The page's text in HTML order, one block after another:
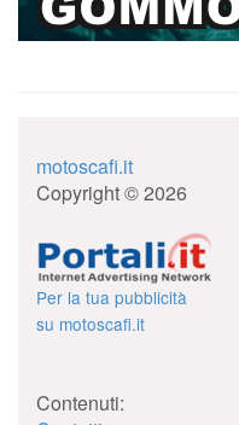
motoscafi.it
Copyright © 2026
Per la tua pubblicità
su motoscafi.it
Contenuti: